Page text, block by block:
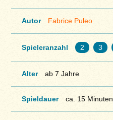
Autor Fabrice Puleo
Spieleranzahl 2 3
Alter ab 7 Jahre
Spieldauer ca. 15 Minuten